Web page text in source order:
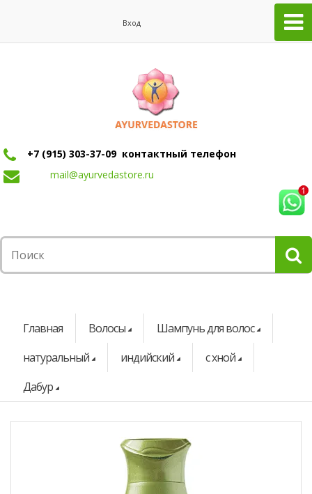
Вход
+7 (915) 303-37-09 контактный телефон
mail@ayurvedastore.ru
Главная Волосы
Шампунь для волос
натуральный
индийский
с хной
Дабур